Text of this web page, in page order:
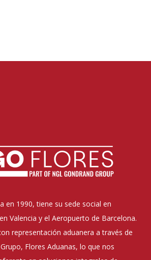
en 1990, tiene su sede social en
Valencia y el Aeropuerto de Barcelona.
representación aduanera a través de
Flores Aduanas, lo que nos